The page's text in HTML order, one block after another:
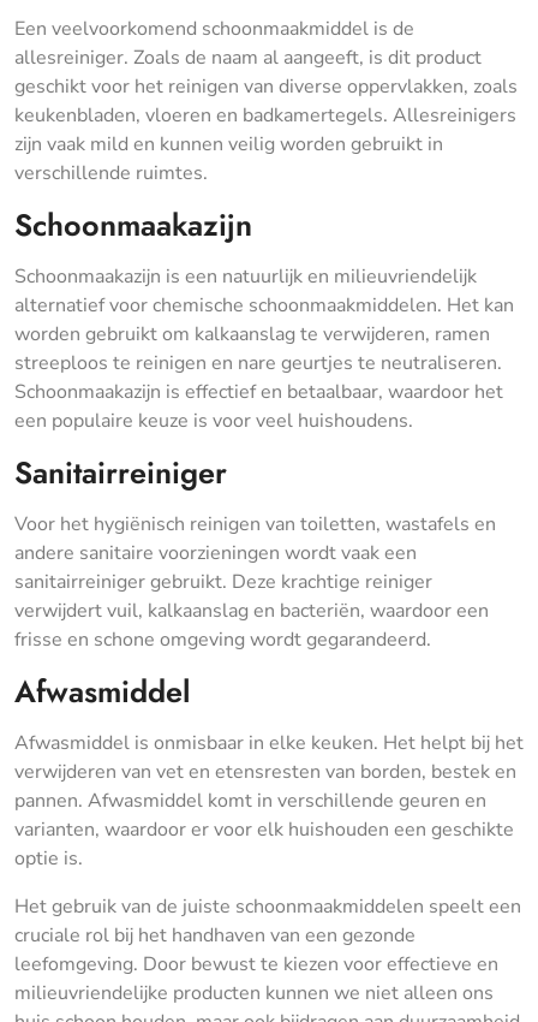
Een veelvoorkomend schoonmaakmiddel is de
allesreiniger. Zoals de naam al aangeeft, is dit product
geschikt voor het reinigen van diverse oppervlakken, zoals
keukenbladen, vloeren en badkamertegels. Allesreinigers
zijn vaak mild en kunnen veilig worden gebruikt in
verschillende ruimtes.
Schoonmaakazijn
Schoonmaakazijn is een natuurlijk en milieuvriendelijk
alternatief voor chemische schoonmaakmiddelen. Het kan
worden gebruikt om kalkaanslag te verwijderen, ramen
streeploos te reinigen en nare geurtjes te neutraliseren.
Schoonmaakazijn is effectief en betaalbaar, waardoor het
een populaire keuze is voor veel huishoudens.
Sanitairreiniger
Voor het hygiënisch reinigen van toiletten, wastafels en
andere sanitaire voorzieningen wordt vaak een
sanitairreiniger gebruikt. Deze krachtige reiniger
verwijdert vuil, kalkaanslag en bacteriën, waardoor een
frisse en schone omgeving wordt gegarandeerd.
Afwasmiddel
Afwasmiddel is onmisbaar in elke keuken. Het helpt bij het
verwijderen van vet en etensresten van borden, bestek en
pannen. Afwasmiddel komt in verschillende geuren en
varianten, waardoor er voor elk huishouden een geschikte
optie is.
Het gebruik van de juiste schoonmaakmiddelen speelt een
cruciale rol bij het handhaven van een gezonde
leefomgeving. Door bewust te kiezen voor effectieve en
milieuvriendelijke producten kunnen we niet alleen ons